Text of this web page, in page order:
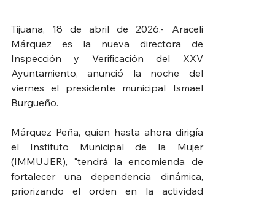
Tijuana, 18 de abril de 2026.- Araceli
Márquez es la nueva directora de
Inspección y Verificación del XXV
Ayuntamiento, anunció la noche del
viernes el presidente municipal Ismael
Burgueño.
Márquez Peña, quien hasta ahora dirigía
el Instituto Municipal de la Mujer
(IMMUJER), "tendrá la encomienda de
fortalecer una dependencia dinámica,
priorizando el orden en la actividad